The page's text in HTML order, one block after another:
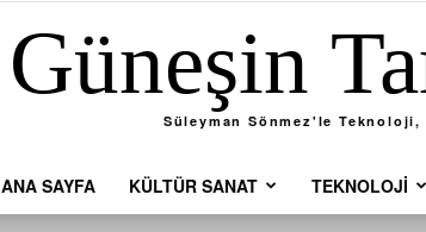
Güneşin
Süleyman Sönmez'le Teknoloji,
ANA SAYFA KÜLTÜR SANAT TEKNOLOJI